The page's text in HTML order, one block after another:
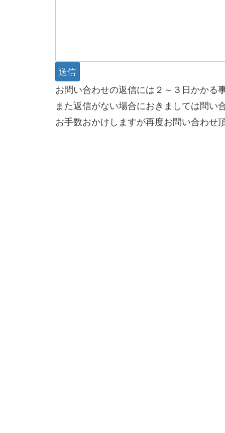
お問い合わせの返信には２～３日かかる
また返信がない場合におきましては問い
お手数おかけしますが再度お問い合わせ